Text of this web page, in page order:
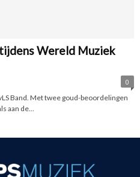
tijdens Wereld Muziek
0
Band. Met twee goud-beoordelingen
aan de...